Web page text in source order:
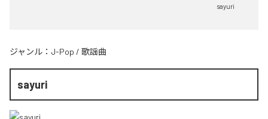
sayuri
ジャンル： J-Pop / 歌謡曲
sayuri